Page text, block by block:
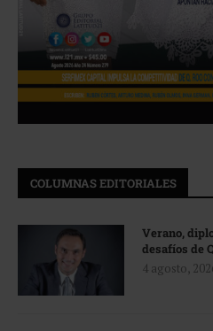
COLUMNAS EDITORIALES
Verano,
desafíos de
4 agosto,